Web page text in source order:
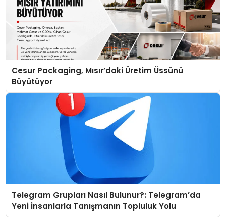
Cesur Packaging, Mısır’daki Üretim Üssünü
Büyütüyor
Telegram Grupları Nasıl Bulunur?: Telegram’da
Yeni İnsanlarla Tanışmanın Topluluk Yolu